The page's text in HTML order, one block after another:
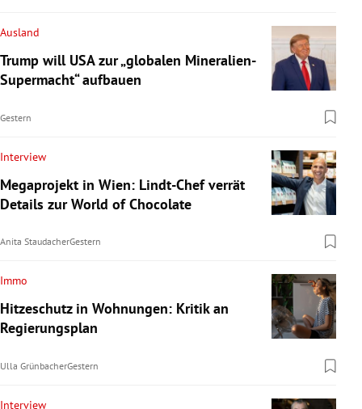
Ausland
Trump will USA zur „globalen Mineralien-
Supermacht“ aufbauen
Gestern
Interview
Megaprojekt in Wien: Lindt-Chef verrät
Details zur World of Chocolate
Anita StaudacherGestern
Immo
Hitzeschutz in Wohnungen: Kritik an
Regierungsplan
Ulla GrünbacherGestern
Interview